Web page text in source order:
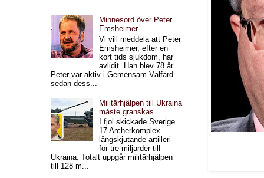
Minnesord över Peter
Emsheimer
Vi vill meddela att Peter
Emsheimer, efter en
kort tids sjukdom, har
avlidit. Han blev 78 år.
Peter var aktiv i Gemensam Välfärd
sedan dess...
Militärhjälpen till Ukraina
måste granskas
I fjol skickade Sverige
17 Archerkomplex -
långskjutande artilleri -
för tre miljarder till
Ukraina. Totalt uppgår militärhjälpen
till 128 m...